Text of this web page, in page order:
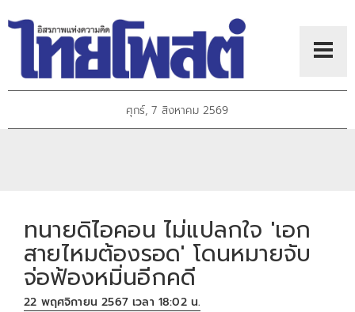
ศุกร์, 7 สิงหาคม 2569
ทนายดิไอคอน ไม่แปลกใจ 'เอก
สายไหมต้องรอด' โดนหมายจับ
จ่อฟ้องหมิ่นอีกคดี
22 พฤศจิกายน 2567 เวลา 18:02 น.